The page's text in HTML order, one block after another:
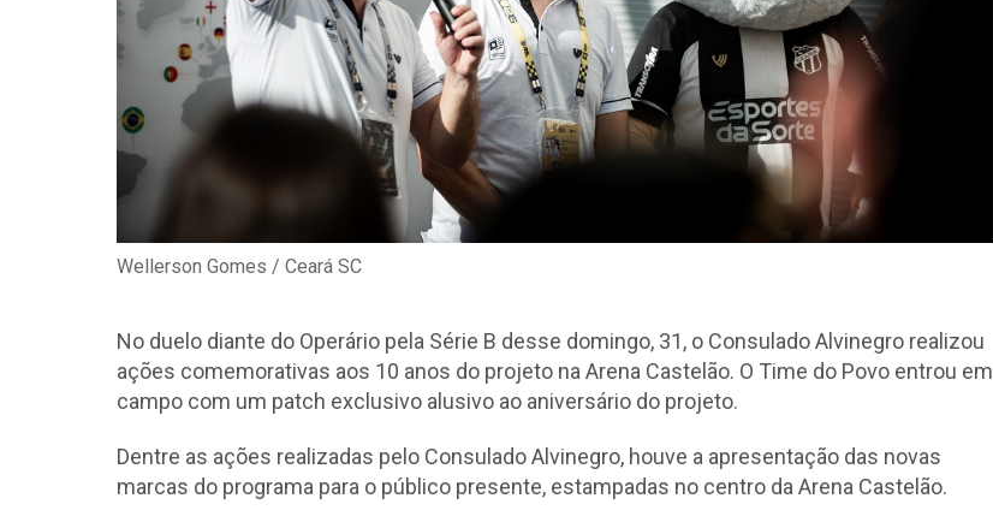
Wellerson Gomes / Ceará SC
No duelo diante do Operário pela Série B desse domingo, 31, o Consulado Alvinegro realizou
ações comemorativas aos 10 anos do projeto na Arena Castelão. O Time do Povo entrou em
campo com um patch exclusivo alusivo ao aniversário do projeto.
Dentre as ações realizadas pelo Consulado Alvinegro, houve a apresentação das novas
marcas do programa para o público presente, estampadas no centro da Arena Castelão.